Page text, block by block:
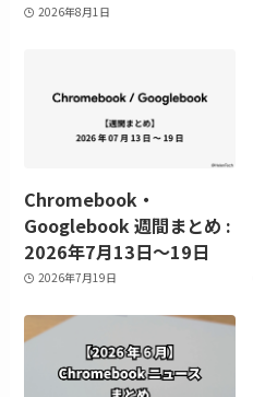
2026年8月1日
Chromebook・
Googlebook 週間まとめ :
2026年7月13日〜19日
2026年7月19日